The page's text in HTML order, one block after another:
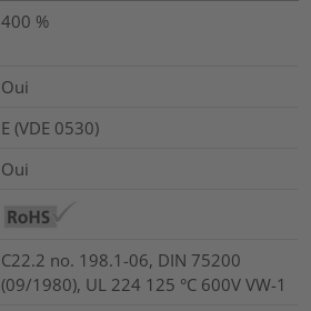
400 %
Oui
E (VDE 0530)
Oui
C22.2 no. 198.1-06, DIN 75200
(09/1980), UL 224 125 °C 600V VW-1